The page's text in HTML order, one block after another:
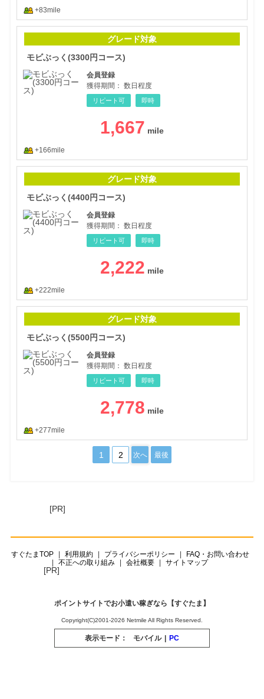
+83mile
グレード対象
モビぶっく(3300円コース)
会員登録
獲得期間： 数日程度
リピート可 即時
1,667
+166mile
グレード対象
モビぶっく(4400円コース)
会員登録
獲得期間： 数日程度
リピート可 即時
2,222
+222mile
グレード対象
モビぶっく(5500円コース)
会員登録
獲得期間： 数日程度
リピート可 即時
2,778
+277mile
1 2 次へ 最後
[PR]
すぐたまTOP 利用規約 プライバシーポリシー
FAQ・お問い合わせ
不正への取り組み
会社概要 サイトマップ
[PR]
ポイントサイトでお小遣い稼ぎなら【すぐたま】
Copyright(C)2001-2026 Netmile All Rights Reserved.
表示モード： モバイル PC